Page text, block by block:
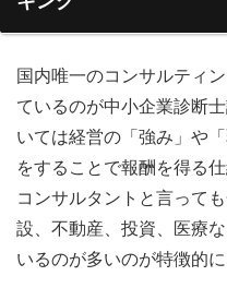
国内唯一のコンサルティ
ているのが中小企業診断
いては経営の「強み」や
をすることで報酬を得る
コンサルタントと言って
設、不動産、投資、医療
いるのが多いのが特徴的に